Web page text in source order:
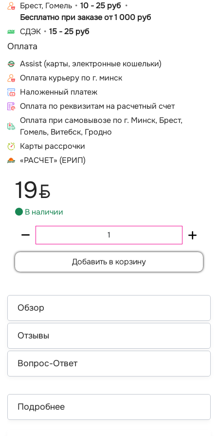
Брест, Гомель
10 - 25 руб
Бесплатно при заказе от 1 000 руб
СДЭК
15 - 25 руб
Оплата
Assist (карты, электронные кошельки)
Оплата курьеру по г. минск
Наложенный платеж
Оплата по реквизитам на расчетный счет
Оплата при самовывозе по г. Минск, Брест,
Гомель, Витебск, Гродно
Карты рассрочки
«РАСЧЕТ» (ЕРИП)
19BYN
В наличии
Добавить в корзину
Обзор
Отзывы
Вопрос-Ответ
Подробнее